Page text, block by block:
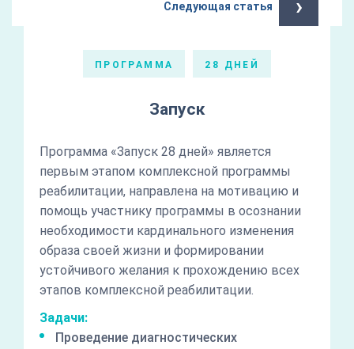
Следующая статья ›
ПРОГРАММА 28 ДНЕЙ
Запуск
Программа «Запуск 28 дней» является
первым этапом комплексной программы
реабилитации, направлена на мотивацию и
помощь участнику программы в осознании
необходимости кардинального изменения
образа своей жизни и формировании
устойчивого желания к прохождению всех
этапов комплексной реабилитации.
Задачи:
Проведение диагностических